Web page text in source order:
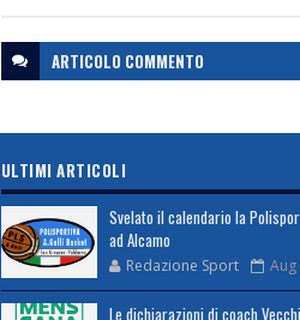
ARTICOLO COMMENTO
ULTIMI ARTICOLI
Svelato il calendario la
ad Alcamo
Redazione Sport Aug
Le dichiarazioni di coach